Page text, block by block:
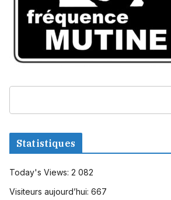
Statistiques
Today's Views: 2 082
Visiteurs aujourd’hui: 667